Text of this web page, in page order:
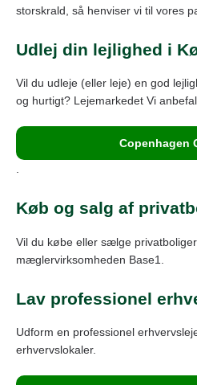
storskrald, så henviser vi til vores
Udlej din lejlighed i
Vil du udleje (eller leje) en god
og hurtigt? Lejemarkedet Vi
Copenhagen
Køb og salg af
Vil du købe eller sælge
mæglervirksomheden Base1.
Lav professionel
Udform en professionel
erhvervslokaler.